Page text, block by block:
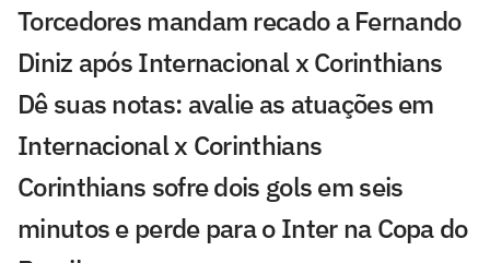
Torcedores mandam recado a Fernando
Diniz após Internacional x Corinthians
Dê suas notas: avalie as atuações em
Internacional x Corinthians
Corinthians sofre dois gols em seis
minutos e perde para o Inter na Copa do